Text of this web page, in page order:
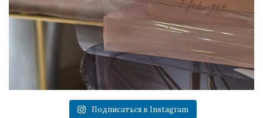
Подписаться в Instagram